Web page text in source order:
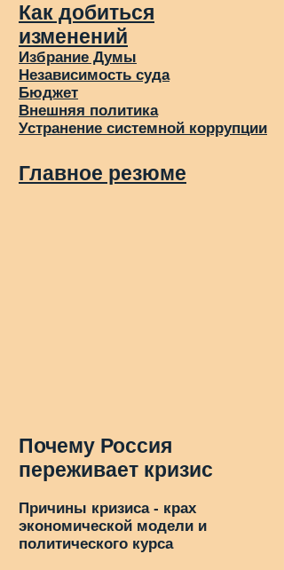
Как добиться
изменений
Избрание Думы
Независимость суда
Бюджет
Внешняя политика
Устранение системной коррупции
Главное резюме
Почему Россия
переживает кризис
Причины кризиса - крах
экономической модели и
политического курса